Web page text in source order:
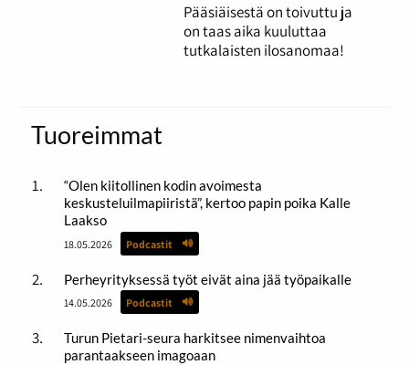
Pääsiäisestä on toivuttu ja
on taas aika kuuluttaa
tutkalaisten ilosanomaa!
Tuoreimmat
“Olen kiitollinen kodin avoimesta
keskusteluilmapiiristä”, kertoo papin poika Kalle
Laakso
18.05.2026 Podcastit
Perheyrityksessä työt eivät aina jää työpaikalle
14.05.2026 Podcastit
Turun Pietari-seura harkitsee nimenvaihtoa
parantaakseen imagoaan